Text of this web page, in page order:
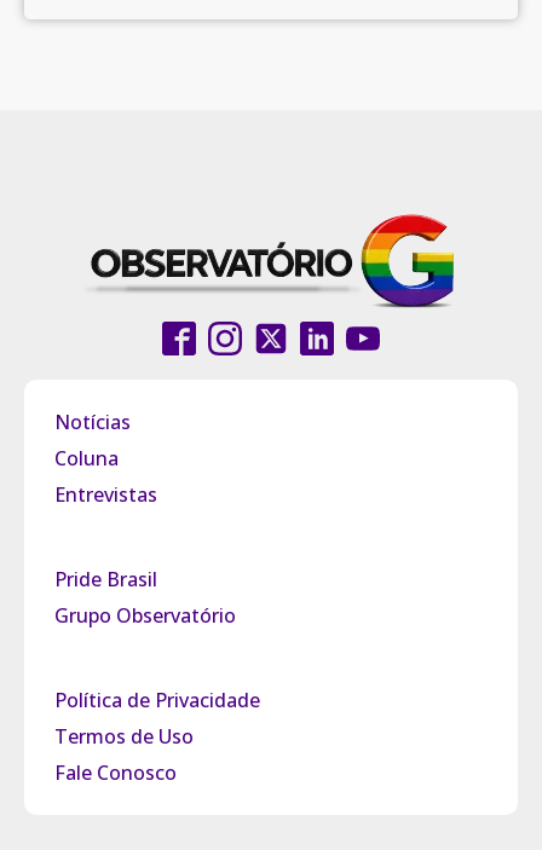
Notícias
Coluna
Entrevistas
Pride Brasil
Grupo Observatório
Política de Privacidade
Termos de Uso
Fale Conosco